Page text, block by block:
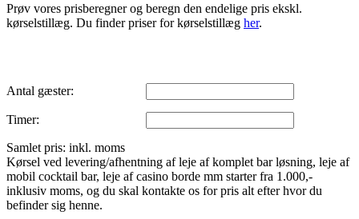
Prøv vores prisberegner og beregn den endelige pris ekskl.
kørselstillæg. Du finder priser for kørselstillæg her.
Antal gæster:
Timer:
Samlet pris: inkl. moms
Kørsel ved levering/afhentning af leje af komplet bar løsning, leje af
mobil cocktail bar, leje af casino borde mm starter fra 1.000,-
inklusiv moms, og du skal kontakte os for pris alt efter hvor du
befinder sig henne.